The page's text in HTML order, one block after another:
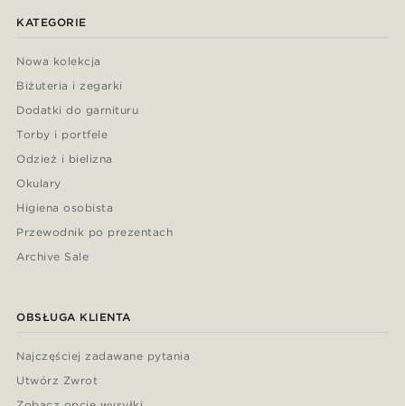
KATEGORIE
Nowa kolekcja
Biżuteria i zegarki
Dodatki do garnituru
Torby i portfele
Odzież i bielizna
Okulary
Higiena osobista
Przewodnik po prezentach
Archive Sale
OBSŁUGA KLIENTA
Najczęściej zadawane pytania
Utwórz Zwrot